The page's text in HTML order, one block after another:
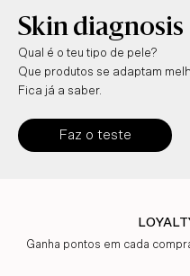
Skin diagnosis
Qual é o teu tipo de pele?
Que produtos se adaptam
Fica já a saber.
Faz o teste
Ganha pontos em cada